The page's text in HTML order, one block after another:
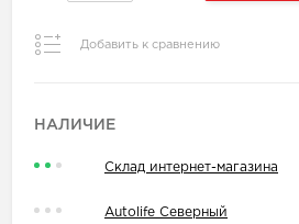
Добавить к сравнению
НАЛИЧИЕ
Склад интернет-магазина
Autolife Северный